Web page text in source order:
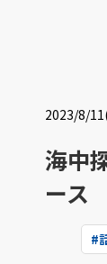
2023/8/
海中
ース
#